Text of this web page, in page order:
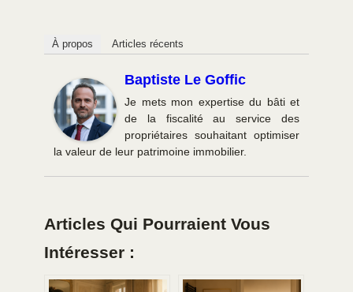
À propos Articles récents
Baptiste Le Goffic
Je mets mon expertise du bâti et
de la fiscalité au service des
propriétaires souhaitant optimiser
la valeur de leur patrimoine immobilier.
Articles Qui Pourraient Vous
Intéresser :